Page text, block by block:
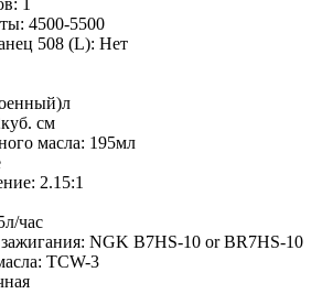
1
4500-5500
508 (L): Нет
см
масла: 195мл
2.15:1
час
зажигания: NGK B7HS-10 or BR7HS-10
TCW-3